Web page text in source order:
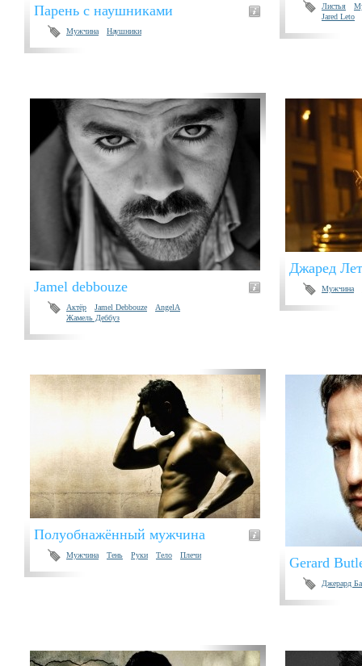
Парень с наушниками
Мужчина Наушники
Листья
Jared Leto
Jamel debbouze
Актёр Jamel Debbouze
AngelA
Жамель Деббуз
Джаред
Мужчина
Полуобнажённый мужчина
Мужчина Тень Руки Тело Плечи Gerard
Джерард